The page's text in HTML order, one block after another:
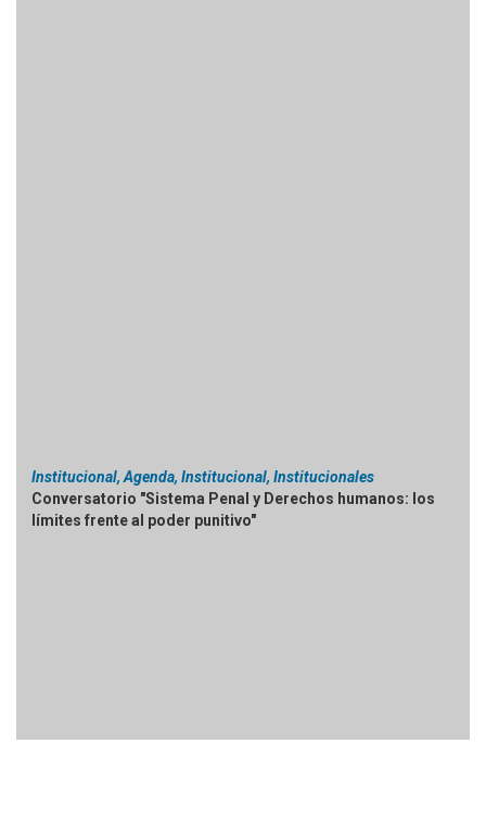
Institucional, Agenda, Institucional, Institucionales
Conversatorio "Sistema Penal y Derechos humanos: los
límites frente al poder punitivo"